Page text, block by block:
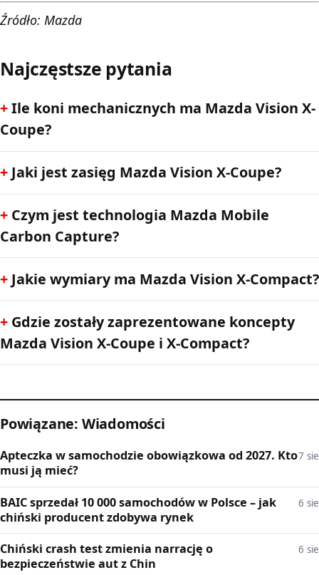
Źródło: Mazda
Najczęstsze pytania
Ile koni mechanicznych ma Mazda Vision X-
Coupe?
Jaki jest zasięg Mazda Vision X-Coupe?
Czym jest technologia Mazda Mobile
Carbon Capture?
Jakie wymiary ma Mazda Vision X-Compact?
Gdzie zostały zaprezentowane koncepty
Mazda Vision X-Coupe i X-Compact?
Powiązane: Wiadomości
Apteczka w samochodzie obowiązkowa od 2027. Kto
musi ją mieć?
7 sie
BAIC sprzedał 10 000 samochodów w Polsce – jak
chiński producent zdobywa rynek
6 sie
Chiński crash test zmienia narrację o
bezpieczeństwie aut z Chin
6 sie